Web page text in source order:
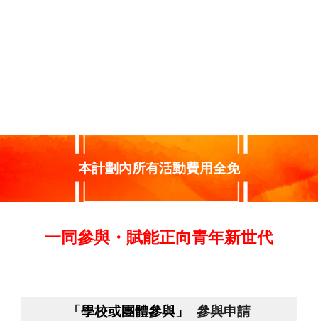
本計劃內所有活動費用全免
一同參與 ・賦能正向青年新世代
「學校或團體參與」 參與申請